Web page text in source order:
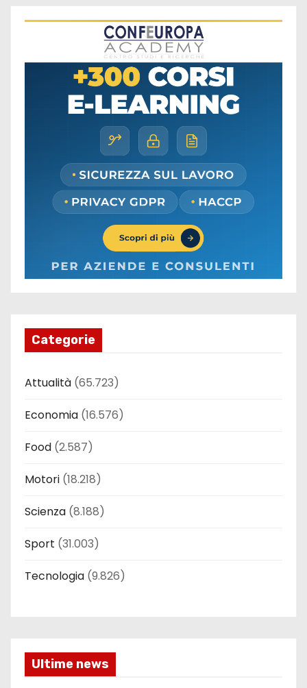
Categorie
Attualità (65.723)
Economia (16.576)
Food (2.587)
Motori (18.218)
Scienza (8.188)
Sport (31.003)
Tecnologia (9.826)
Ultime news